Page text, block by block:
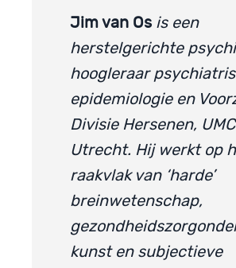
Jim van Os is een
herstelgerichte
hoogleraar
epidemiologie en
Divisie Hersenen, UMC
Utrecht. Hij werkt op
raakvlak van ‘harde’
breinwetenschap,
kunst en subjectieve